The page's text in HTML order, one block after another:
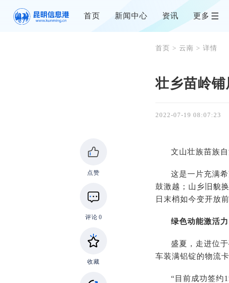
首页 新闻中心 资讯 更多
点赞
评论 0
收藏
首页 > 云南 > 详情
壮乡苗岭
2022-07-19 08:07:23
文山壮族苗族
这是一片充满
鼓激越；山乡旧貌
日末梢如今变开放
绿色动能激活力
盛夏，走进位
车装满铝锭的物流
“目前成功签约